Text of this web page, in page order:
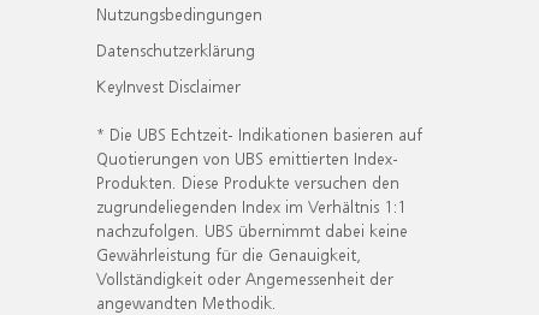
Nutzungsbedingungen
Datenschutzerklärung
KeyInvest Disclaimer
* Die UBS Echtzeit- Indikationen basieren auf
Quotierungen von UBS emittierten Index-
Produkten. Diese Produkte versuchen den
zugrundeliegenden Index im Verhältnis 1:1
nachzufolgen. UBS übernimmt dabei keine
Gewährleistung für die Genauigkeit,
Vollständigkeit oder Angemessenheit der
angewandten Methodik.